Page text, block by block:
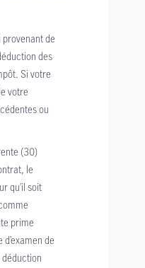
provenant de
des
Si votre
votre
ou
(30)
le
qu’il soit
prime
de